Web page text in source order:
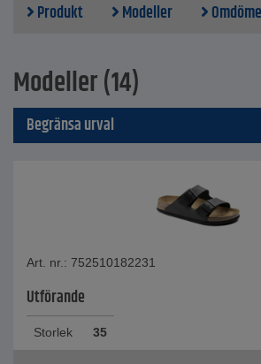
Produkt Modeller
Modeller (14)
Begränsa urval
Art. nr.: 752510182231
Utförande
Storlek 35